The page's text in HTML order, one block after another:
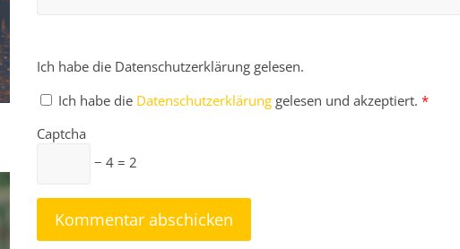
Ich habe die Datenschutzerklärung gelesen.
Ich habe die Datenschutzerklärung gelesen und akzeptiert. *
Captcha
− 4 = 2